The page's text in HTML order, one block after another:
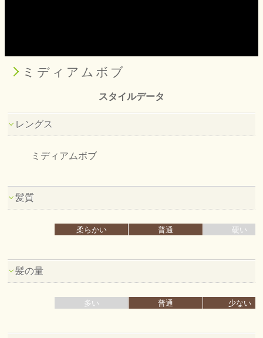
ミディアムボブ
スタイルデータ
レングス
ミディアムボブ
髪質
柔らかい 普通 硬い
髪の量
多い 普通 少ない